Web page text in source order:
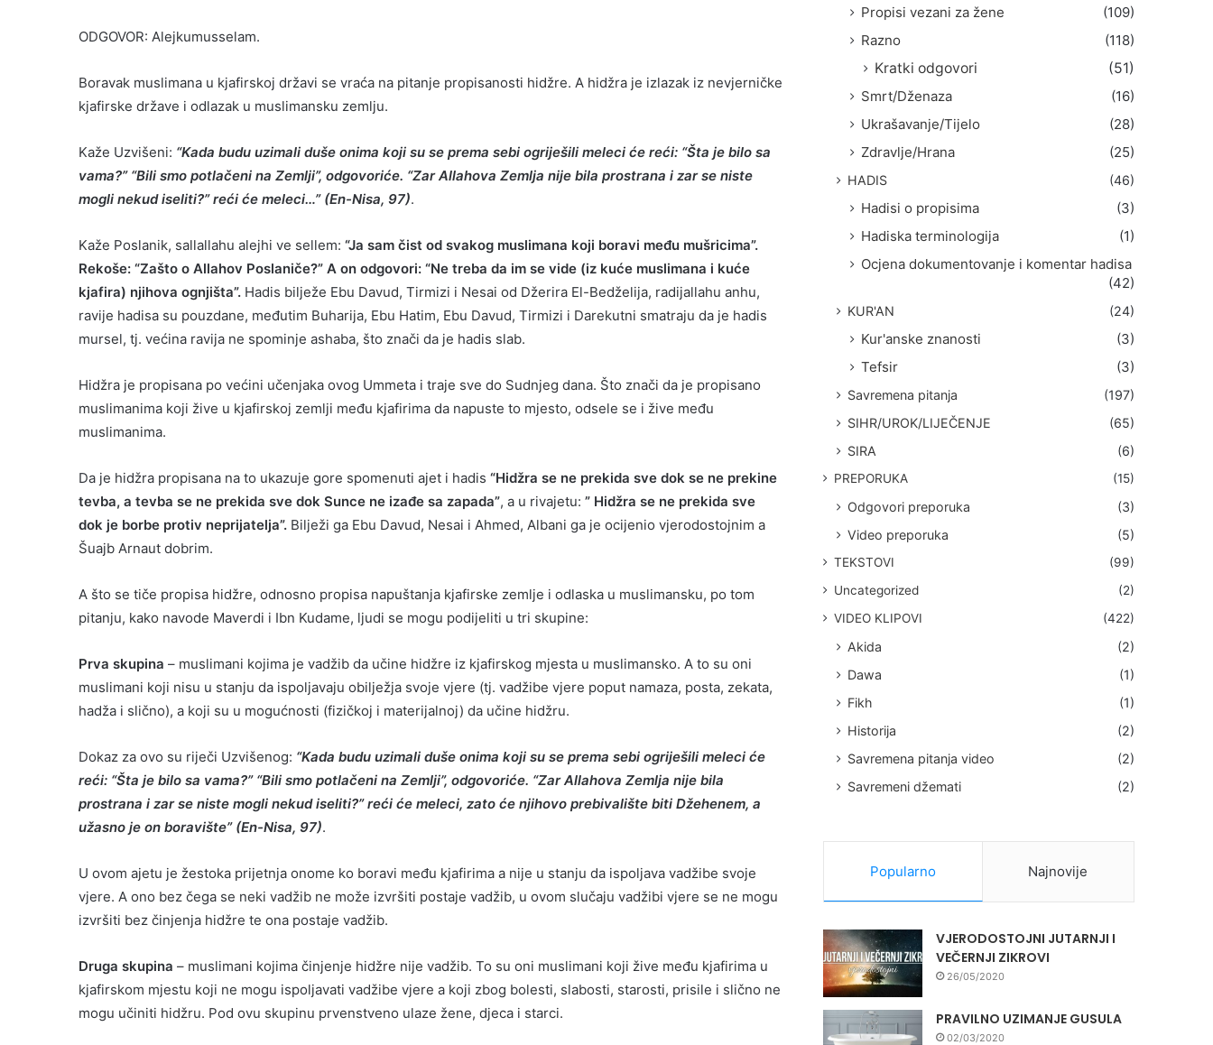
ODGOVOR: Alejkumusselam.
Boravak muslimana u kjafirskoj državi se vraća na pitanje propisanosti hidžre. A hidžra je izlazak iz nevjerničke
kjafirske države i odlazak u muslimansku zemlju.
Kaže Uzvišeni: “Kada budu uzimali duše onima koji su se prema sebi ogriješili meleci će reći: “Šta je bilo sa
vama?” “Bili smo potlačeni na Zemlji”, odgovoriće. “Zar Allahova Zemlja nije bila prostrana i zar se niste
mogli nekud iseliti?” reći će meleci…” (En-Nisa, 97).
Kaže Poslanik, sallallahu alejhi ve sellem: “Ja sam čist od svakog muslimana koji boravi među mušricima”.
Rekoše: “Zašto o Allahov Poslaniče?” A on odgovori: “Ne treba da im se vide (iz kuće muslimana i kuće
kjafira) njihova ognjišta”. Hadis bilježe Ebu Davud, Tirmizi i Nesai od Džerira El-Bedželija, radijallahu anhu,
ravije hadisa su pouzdane, međutim Buharija, Ebu Hatim, Ebu Davud, Tirmizi i Darekutni smatraju da je hadis
mursel, tj. većina ravija ne spominje ashaba, što znači da je hadis slab.
Hidžra je propisana po većini učenjaka ovog Ummeta i traje sve do Sudnjeg dana. Što znači da je propisano
muslimanima koji žive u kjafirskoj zemlji među kjafirima da napuste to mjesto, odsele se i žive među
muslimanima.
Da je hidžra propisana na to ukazuje gore spomenuti ajet i hadis “Hidžra se ne prekida sve dok se ne prekine
tevba, a tevba se ne prekida sve dok Sunce ne izađe sa zapada”, a u rivajetu: ” Hidžra se ne prekida sve
dok je borbe protiv neprijatelja”. Bilježi ga Ebu Davud, Nesai i Ahmed, Albani ga je ocijenio vjerodostojnim a
Šuajb Arnaut dobrim.
A što se tiče propisa hidžre, odnosno propisa napuštanja kjafirske zemlje i odlaska u muslimansku, po tom
pitanju, kako navode Maverdi i Ibn Kudame, ljudi se mogu podijeliti u tri skupine:
Prva skupina – muslimani kojima je vadžib da učine hidžre iz kjafirskog mjesta u muslimansko. A to su oni
muslimani koji nisu u stanju da ispoljavaju obilježja svoje vjere (tj. vadžibe vjere poput namaza, posta, zekata,
hadža i slično), a koji su u mogućnosti (fizičkoj i materijalnoj) da učine hidžru.
Dokaz za ovo su riječi Uzvišenog: “Kada budu uzimali duše onima koji su se prema sebi ogriješili meleci će
reći: “Šta je bilo sa vama?” “Bili smo potlačeni na Zemlji”, odgovoriće. “Zar Allahova Zemlja nije bila
prostrana i zar se niste mogli nekud iseliti?” reći će meleci, zato će njihovo prebivalište biti Džehenem, a
užasno je on boravište” (En-Nisa, 97).
U ovom ajetu je žestoka prijetnja onome ko boravi među kjafirima a nije u stanju da ispoljava vadžibe svoje
vjere. A ono bez čega se neki vadžib ne može izvršiti postaje vadžib, u ovom slučaju vadžibi vjere se ne mogu
izvršiti bez činjenja hidžre te ona postaje vadžib.
Druga skupina – muslimani kojima činjenje hidžre nije vadžib. To su oni muslimani koji žive među kjafirima u
kjafirskom mjestu koji ne mogu ispoljavati vadžibe vjere a koji zbog bolesti, slabosti, starosti, prisile i slično ne
mogu učiniti hidžru. Pod ovu skupinu prvenstveno ulaze žene, djeca i starci.
Propisi vezani za žene
(109)
Razno
(118)
Kratki odgovori
(51)
Smrt/Dženaza
(16)
Ukrašavanje/Tijelo
(28)
Zdravlje/Hrana
(25)
HADIS (46)
Hadisi o propisima
(3)
Hadiska terminologija
(1)
Ocjena dokumentovanje i komentar hadisa
(42)
KUR'AN (24)
Kur'anske znanosti
(3)
Tefsir
(3)
Savremena pitanja
(197)
SIHR/UROK/LIJEČENJE
(65)
SIRA
(6)
PREPORUKA (15)
Odgovori preporuka
(3)
Video preporuka
(5)
TEKSTOVI
(99)
Uncategorized
(2)
VIDEO KLIPOVI
(422)
Akida
(2)
Dawa
(1)
Fikh
(1)
Historija
(2)
Savremena pitanja video
(2)
Savremeni džemati
(2)
Popularno Najnovije
VJERODOSTOJNI JUTARNJI I
VEČERNJI ZIKROVI
26/05/2020
PRAVILNO UZIMANJE GUSULA
02/03/2020